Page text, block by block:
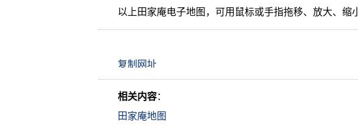
以上田家庵电子地图，可用鼠标或手指拖移、放大、
相关内容：
田家庵地图